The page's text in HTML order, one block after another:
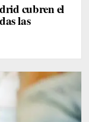
cubren el
las